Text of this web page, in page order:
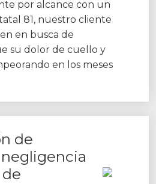
por alcance con un
81, nuestro cliente
en busca de
su dolor de cuello y
en los meses
de